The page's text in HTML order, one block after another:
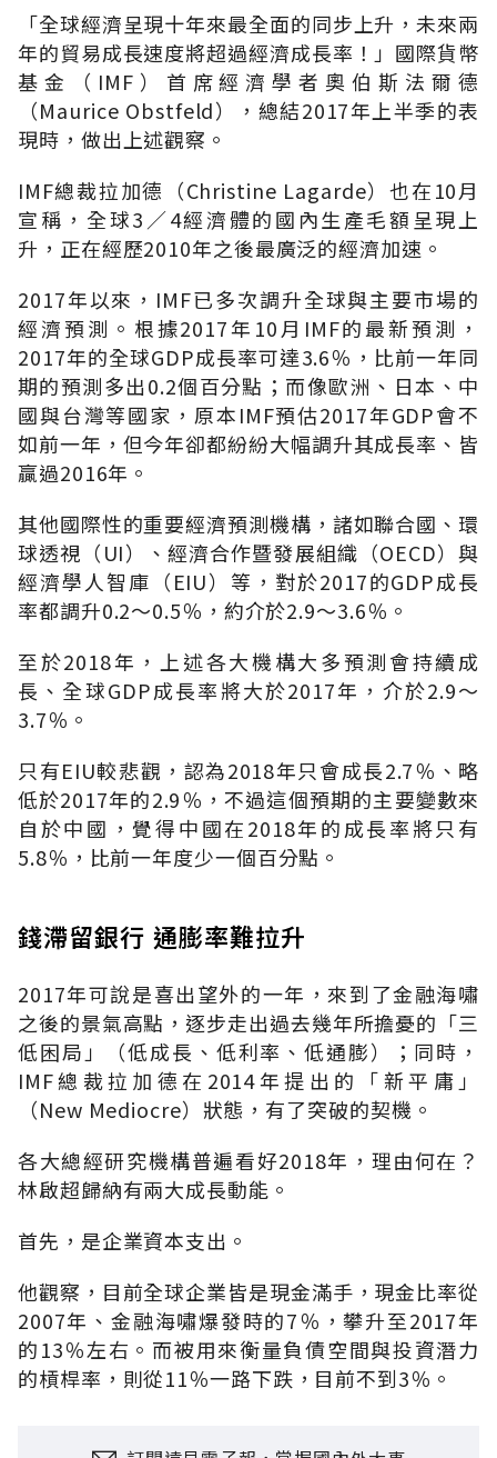
「全球經濟呈現十年來最全面的同步上升，未來兩
年的貿易成長速度將超過經濟成長率！」國際貨幣
基金（IMF）首席經濟學者奧伯斯法爾德
（Maurice Obstfeld），總結2017年上半季的表
現時，做出上述觀察。
IMF總裁拉加德（Christine Lagarde）也在10月
宣稱，全球3／4經濟體的國內生產毛額呈現上
升，正在經歷2010年之後最廣泛的經濟加速。
2017年以來，IMF已多次調升全球與主要市場的
經濟預測。根據2017年10月IMF的最新預測，
2017年的全球GDP成長率可達3.6％，比前一年同
期的預測多出0.2個百分點；而像歐洲、日本、中
國與台灣等國家，原本IMF預估2017年GDP會不
如前一年，但今年卻都紛紛大幅調升其成長率、皆
贏過2016年。
其他國際性的重要經濟預測機構，諸如聯合國、環
球透視（UI）、經濟合作暨發展組織（OECD）與
經濟學人智庫（EIU）等，對於2017的GDP成長
率都調升0.2～0.5％，約介於2.9～3.6％。
至於2018年，上述各大機構大多預測會持續成
長、全球GDP成長率將大於2017年，介於2.9～
3.7％。
只有EIU較悲觀，認為2018年只會成長2.7％、略
低於2017年的2.9％，不過這個預期的主要變數來
自於中國，覺得中國在2018年的成長率將只有
5.8％，比前一年度少一個百分點。
錢滯留銀行 通膨率難拉升
2017年可說是喜出望外的一年，來到了金融海嘯
之後的景氣高點，逐步走出過去幾年所擔憂的「三
低困局」（低成長、低利率、低通膨）；同時，
IMF總裁拉加德在2014年提出的「新平庸」
（New Mediocre）狀態，有了突破的契機。
各大總經研究機構普遍看好2018年，理由何在？
林啟超歸納有兩大成長動能。
首先，是企業資本支出。
他觀察，目前全球企業皆是現金滿手，現金比率從
2007年、金融海嘯爆發時的7％，攀升至2017年
的13％左右。而被用來衡量負債空間與投資潛力
的槓桿率，則從11％一路下跌，目前不到3％。